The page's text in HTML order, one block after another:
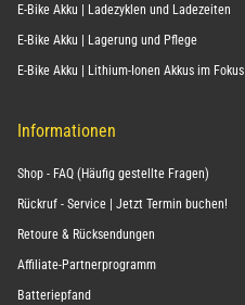
E-Bike Akku | Ladezyklen und Ladezeiten
E-Bike Akku | Lagerung und Pflege
E-Bike Akku | Lithium-Ionen Akkus im Fokus
Informationen
Shop - FAQ (Häufig gestellte Fragen)
Rückruf - Service | Jetzt Termin buchen!
Retoure & Rücksendungen
Affiliate-Partnerprogramm
Batteriepfand